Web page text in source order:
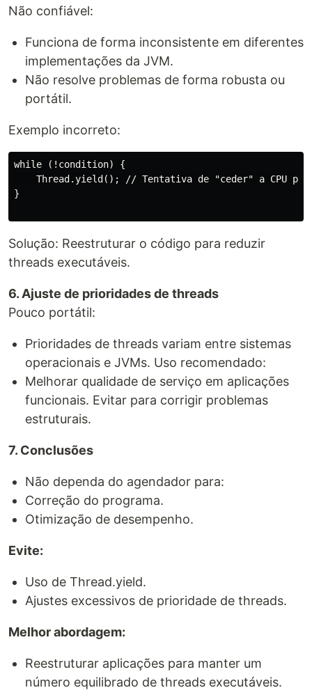
Não confiável:
Funciona de forma inconsistente em diferentes
implementações da JVM.
Não resolve problemas de forma robusta ou
portátil.
Exemplo incorreto:
while (!condition) {
Thread.yield(); // Tentativa de "ceder" a CPU
}
Solução: Reestruturar o código para reduzir
threads executáveis.
6. Ajuste de prioridades de threads
Pouco portátil:
Prioridades de threads variam entre sistemas
operacionais e JVMs. Uso recomendado:
Melhorar qualidade de serviço em aplicações
funcionais. Evitar para corrigir problemas
estruturais.
7. Conclusões
Não dependa do agendador para:
Correção do programa.
Otimização de desempenho.
Evite:
Uso de Thread.yield.
Ajustes excessivos de prioridade de threads.
Melhor abordagem:
Reestruturar aplicações para manter um
número equilibrado de threads executáveis.